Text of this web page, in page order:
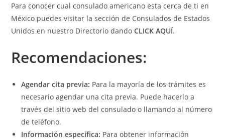
Para conocer cual consulado americano esta cerca de ti en
México puedes visitar la sección de Consulados de Estados
Unidos en nuestro Directorio dandoCLICK AQUÍ.
Recomendaciones:
Agendar cita previa: Para la mayoría de los trámites es
necesario agendar una cita previa. Puede hacerlo a
través del sitio web del consulado o llamando al número
de teléfono.
Información específica: Para obtener información